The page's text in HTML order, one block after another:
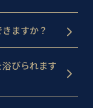
ますか？
びられます